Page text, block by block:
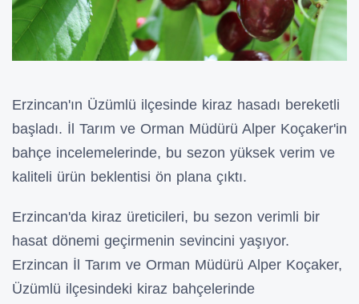
Erzincan'ın Üzümlü ilçesinde kiraz hasadı bereketli
başladı. İl Tarım ve Orman Müdürü Alper Koçaker'in
bahçe incelemelerinde, bu sezon yüksek verim ve
kaliteli ürün beklentisi ön plana çıktı.
Erzincan'da kiraz üreticileri, bu sezon verimli bir
hasat dönemi geçirmenin sevincini yaşıyor.
Erzincan İl Tarım ve Orman Müdürü Alper Koçaker,
Üzümlü ilçesindeki kiraz bahçelerinde